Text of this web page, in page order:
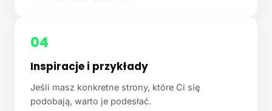
04
Inspiracje i przykłady
Jeśli masz konkretne strony, które Ci się
podobają, warto je podesłać.